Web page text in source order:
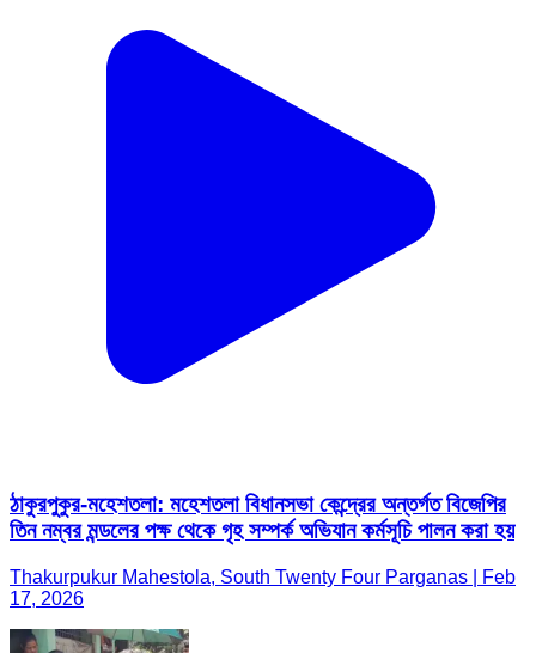
ঠাকুরপুকুর-মহেশতলা: মহেশতলা বিধানসভা কেন্দ্রের অন্তর্গত বিজেপির
তিন নম্বর মন্ডলের পক্ষ থেকে গৃহ সম্পর্ক অভিযান কর্মসূচি পালন করা হয়
Thakurpukur Mahestola, South Twenty Four Parganas | Feb
17, 2026